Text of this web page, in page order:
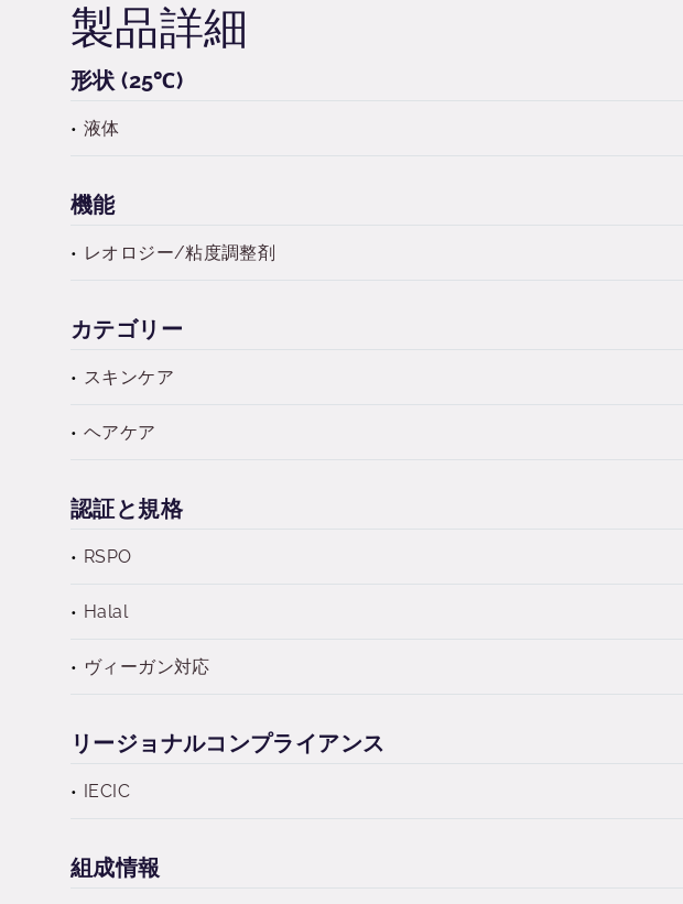
製品詳細
形状 (25℃)
液体
機能
レオロジー/粘度調整剤
カテゴリー
スキンケア
ヘアケア
認証と規格
RSPO
Halal
ヴィーガン対応
リージョナルコンプライアンス
IECIC
組成情報